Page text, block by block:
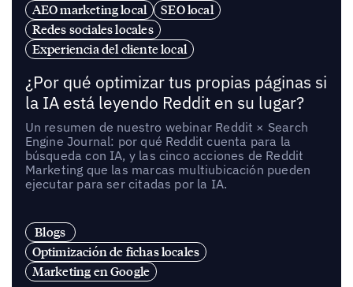
AEO marketing local
SEO local
Redes sociales locales
Experiencia del cliente local
¿Por qué optimizar tus propias páginas si
la IA está leyendo Reddit en su lugar?
Un resumen de nuestro webinar Reddit × Search
Engine Journal: por qué Reddit cuenta para la
búsqueda con IA, y las cinco acciones de Reddit
Marketing que las marcas multiubicación pueden
ejecutar para ser citadas por la IA.
Blogs
Optimización de fichas locales
Marketing en Google